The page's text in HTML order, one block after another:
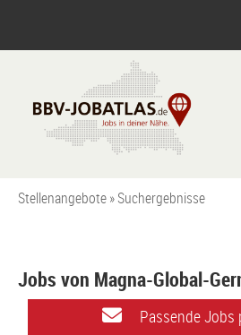
Stellenangebote Suchergebnisse
Jobs von Magna-Global-
Passende Jobs